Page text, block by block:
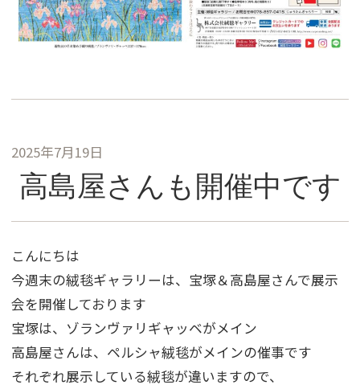
2025年7月19日
高島屋さんも開催中です
こんにちは
今週末の絨毯ギャラリーは、宝塚＆高島屋さんで展示
会を開催しております
宝塚は、ゾランヴァリギャッベがメイン
高島屋さんは、ペルシャ絨毯がメインの催事です
それぞれ展示している絨毯が違いますので、